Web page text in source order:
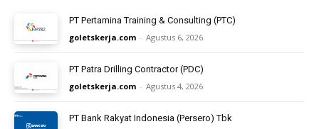
PT Pertamina Training & Consulting (PTC)
goletskerja.com - Agustus 6, 2026
PT Patra Drilling Contractor (PDC)
goletskerja.com - Agustus 4, 2026
PT Bank Rakyat Indonesia (Persero) Tbk